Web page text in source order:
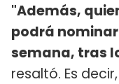
"Además,
podrá
semana, tras
resaltó. Es